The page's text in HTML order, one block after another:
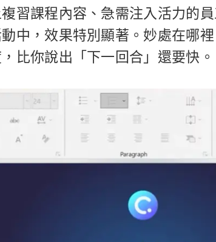
習課程內容、急需注入活力的
中，效果特別顯著。妙處在哪
比你說出「下一回合」還要快。